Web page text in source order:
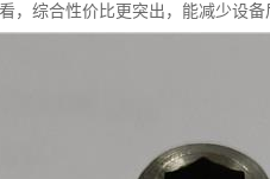
，综合性价比更突出，能减少设